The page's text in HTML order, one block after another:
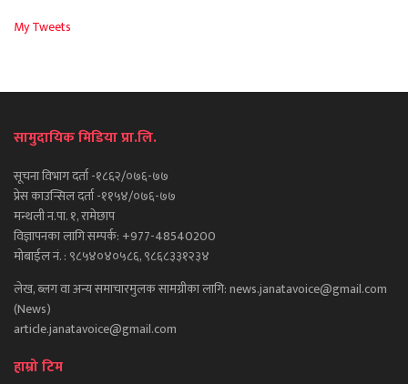
My Tweets
सामुदायिक मिडिया प्रा.लि.
सूचना विभाग दर्ता -१८६२/०७६-७७
प्रेस काउन्सिल दर्ता -११५४/०७६-७७
मन्थली न.पा. १, रामेछाप
विज्ञापनका लागि सम्पर्क: +977-48540200
मोबाईल नं. : ९८५४०४०५८६, ९८६८३३१२३४
लेख, ब्लग वा अन्य समाचारमुलक सामग्रीका लागि: news.janatavoice@gmail.com
(News)
article.janatavoice@gmail.com
हाम्रो टिम